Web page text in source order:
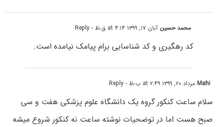
محمد حسین آبان ۱۷, ۱۳۹۹ at ۴:۱۴ ق٫ظ - Reply
کد رهگیری و کد شناسایی برام پیامک نیامده است.
Mahiمرداد ۲۰, ۱۳۹۹ at ۲:۴۹ ب٫ظ - Reply
سلام ساعت کنکور گروه یک دانشگاه علوم پزشکی هفت و سی
صبح هست اما در توضحیات نوشته ساعت نه کنکور شروع میشه